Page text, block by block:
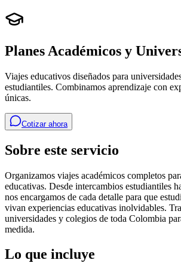
Planes Académicos y
Viajes educativos diseñados para
estudiantiles. Combinamos aprendizaje con
únicas.
Cotizar ahora
Sobre este servicio
Organizamos viajes académicos completos
educativas. Desde intercambios estudiantiles
nos encargamos de cada detalle para que
vivan experiencias educativas inolvidables.
universidades y colegios de toda Colombia
medida.
Lo que incluye